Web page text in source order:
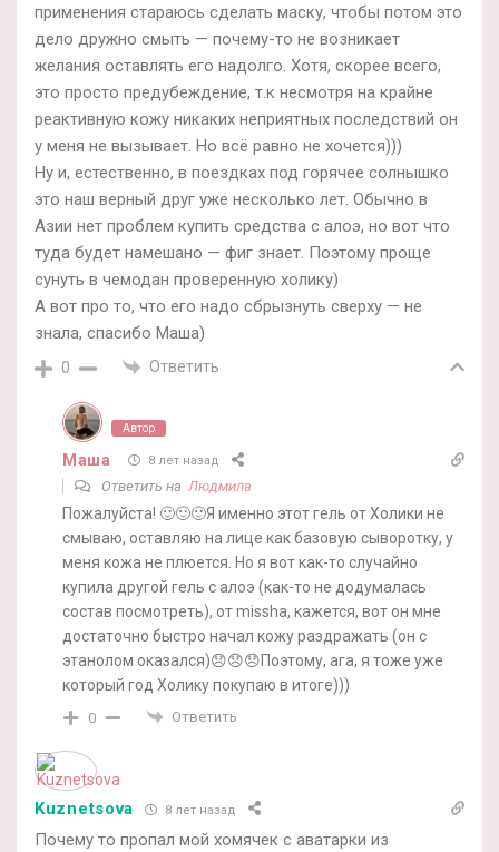
применения стараюсь сделать маску, чтобы потом это
дело дружно смыть — почему-то не возникает
желания оставлять его надолго. Хотя, скорее всего,
это просто предубеждение, т.к несмотря на крайне
реактивную кожу никаких неприятных последствий он
у меня не вызывает. Но всё равно не хочется)))
Ну и, естественно, в поездках под горячее солнышко
это наш верный друг уже несколько лет. Обычно в
Азии нет проблем купить средства с алоэ, но вот что
туда будет намешано — фиг знает. Поэтому проще
сунуть в чемодан проверенную холику)
А вот про то, что его надо сбрызнуть сверху — не
знала, спасибо Маша)
0 Ответить
Автор
Маша 8 лет назад
Ответить на Людмила
Пожалуйста! 🙂🙂🙂Я именно этот гель от Холики не
смываю, оставляю на лице как базовую сыворотку, у
меня кожа не плюется. Но я вот как-то случайно
купила другой гель с алоэ (как-то не додумалась
состав посмотреть), от missha, кажется, вот он мне
достаточно быстро начал кожу раздражать (он с
этанолом оказался)😞😞😞Поэтому, ага, я тоже уже
который год Холику покупаю в итоге)))
0 Ответить
Kuznetsova 8 лет назад
Почему то пропал мой хомячек с аватарки из